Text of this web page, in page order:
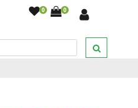
0 0
/animal/maculato/tigrato
grigia argento rosa double